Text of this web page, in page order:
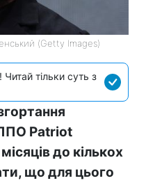
(Getty Images)
тільки суть з
Patriot
до кількох
що для цього